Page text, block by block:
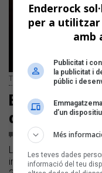
The Penguins | Gaspar Morer
Estrenem
disc de
COMENTARIS
La quarta referència
inclou per primer cop
Enderrock
per a utilitzar
amb
Publicitat i
la publicitat i
públic i
d’un dispositiu
Més
Les teves dades
informació del teu